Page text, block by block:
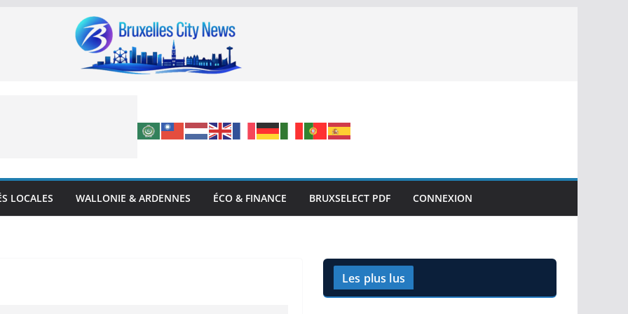
LOCALES WALLONIE & ARDENNES ÉCO & FINANCE BRUXSELECT PDF CONNEXION
Les plus lus